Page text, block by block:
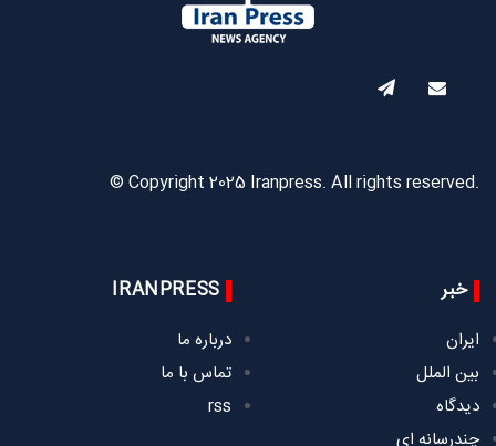
© Copyright 2025 Iranpress. All rights reserved.
خبر
ایران
بین الملل
دیدگاه
چندرسانه ای
IRANPRESS
درباره ما
تماس با ما
rss